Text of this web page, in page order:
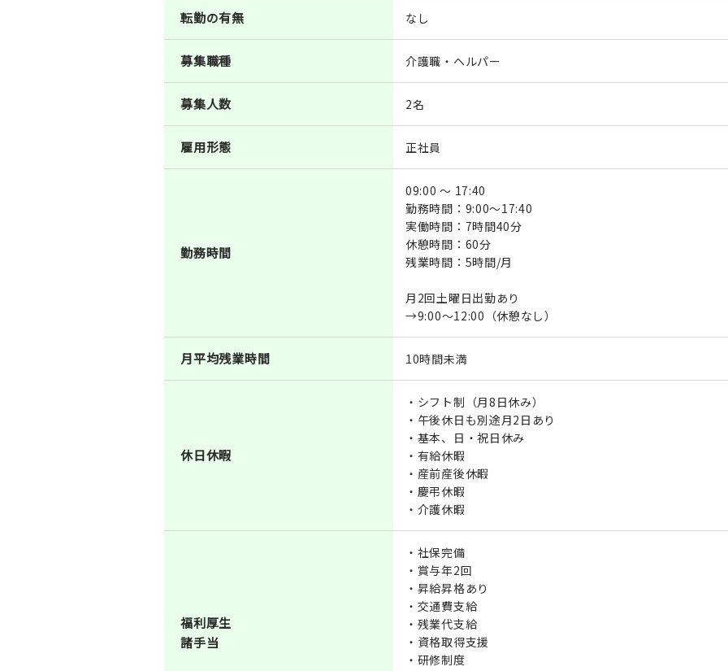
転勤の有無 なし
募集職種 介護職・ヘルパー
募集人数 2名
雇用形態 正社員
勤務時間
09:00 ～ 17:40
勤務時間：9:00～17:40
実働時間：7時間40分
休憩時間：60分
残業時間：5時間/月
月2回土曜日出勤あり
→9:00～12:00（休憩なし）
月平均残業時間 10時間未満
休日休暇
・シフト制（月8日休み）
・午後休日も別途月2日あり
・基本、日・祝日休み
・有給休暇
・産前産後休暇
・慶弔休暇
・介護休暇
福利厚生
諸手当
・社保完備
・賞与年2回
・昇給昇格あり
・交通費支給
・残業代支給
・資格取得支援
・研修制度